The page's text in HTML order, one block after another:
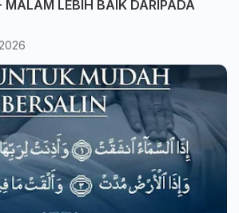
MALAM LEBIH BAIK DARIPADA